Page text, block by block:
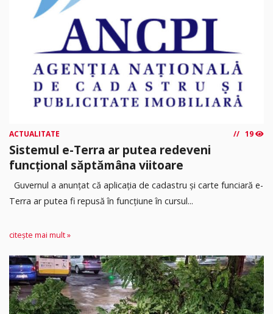
ACTUALITATE 19
Sistemul e-Terra ar putea redeveni
funcțional săptămâna viitoare
Guvernul a anunțat că aplicația de cadastru și carte funciară e-
Terra ar putea fi repusă în funcțiune în cursul...
citește mai mult »